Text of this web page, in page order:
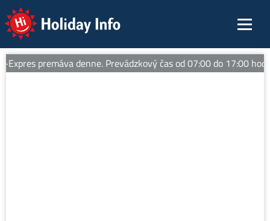
Holiday Info
premáva denne. Prevádzkový čas od 07:00 do 17:00